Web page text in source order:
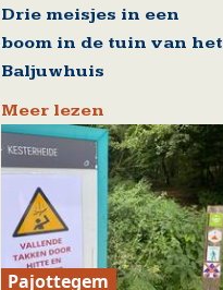
Drie meisjes in een
boom in de tuin van het
Baljuwhuis
Meer lezen
Pajottegem